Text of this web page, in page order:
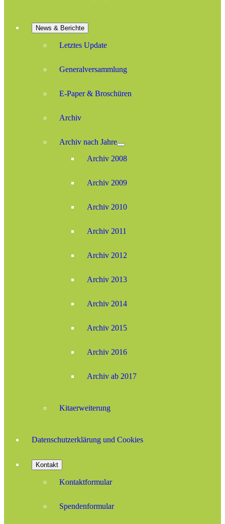
News & Berichte
Letztes Update
Generalversammlung
E-Paper & Broschüren
Archiv
Archiv nach Jahre
Archiv 2008
Archiv 2009
Archiv 2010
Archiv 2011
Archiv 2012
Archiv 2013
Archiv 2014
Archiv 2015
Archiv 2016
Archiv ab 2017
Kitaerweiterung
Datenschutzerklärung und Cookies
Kontakt
Kontaktformular
Spendenformular